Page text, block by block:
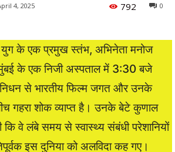
4, 2025 0
792
युग के एक प्रमुख स्तंभ, अभिनेता मनोज
के एक निजी अस्पताल में 3:30 बजे
से भारतीय फिल्म जगत और उनके
गहरा शोक व्याप्त है। उनके बेटे कुणाल
कि वे लंबे समय से स्वास्थ्य संबंधी परेशानियों
इस दुनिया को अलविदा कह गए।